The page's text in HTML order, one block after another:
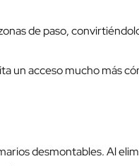
de paso,
un acceso mucho más
desmontables. Al